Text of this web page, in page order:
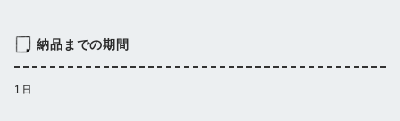
納品までの期間
1日